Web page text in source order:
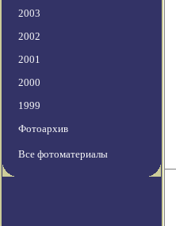
2003
2002
2001
2000
1999
Фотоархив
Все фотоматериалы